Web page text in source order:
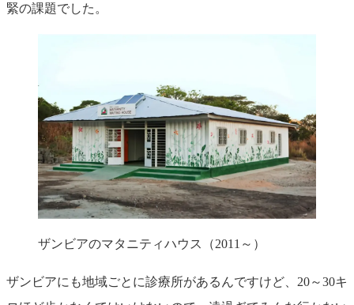
緊の課題でした。
ザンビアのマタニティハウス（2011～）
ザンビアにも地域ごとに診療所があるんですけど、20～30キ